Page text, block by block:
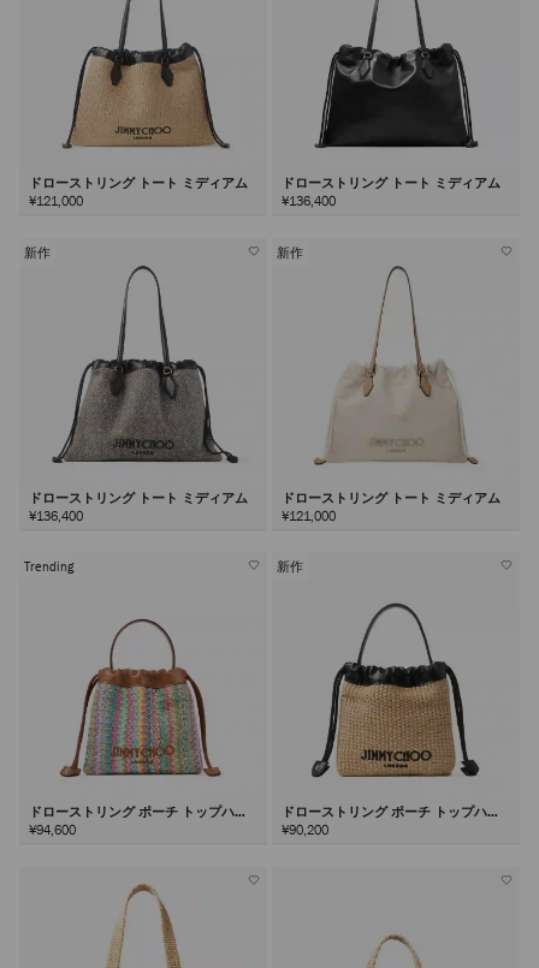
ドローストリング トート ミディアム
¥121,000
ドローストリング トート ミディアム
¥136,400
新作
ドローストリング トート ミディアム
¥136,400
新作
ドローストリング トート ミディアム
¥121,000
Trending
ドローストリング ポーチ トップハン
ドル
¥94,600
新作
ドローストリング ポーチ トップハン
ドル
¥90,200